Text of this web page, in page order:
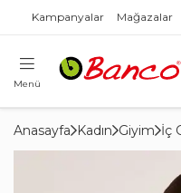
Kampanyalar Mağazalar
Menü
Anasayfa Kadın Giyim İç